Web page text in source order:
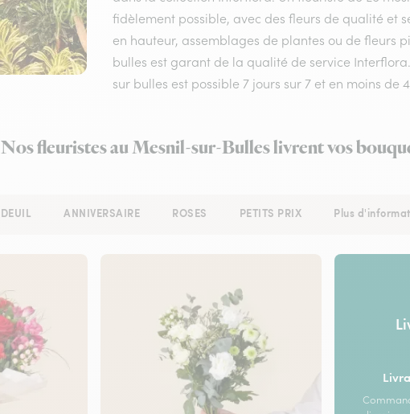
fidèlement possible, avec des fleurs de qualité et
en hauteur, assemblages de plantes ou de fleurs
bulles est garant de la qualité de service
sur bulles est possible 7 jours sur 7 et en moins
Nos fleuristes au Mesnil-sur-Bulles livrent vos
DEUIL ANNIVERSAIRE ROSES PETITS PRIX Plus